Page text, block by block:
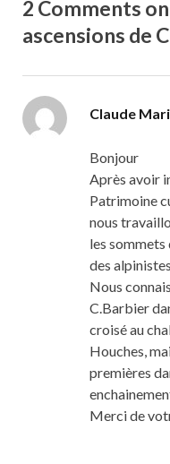
2 Comments
ascensions de
Claude
Bonjour
Après avoir
Patrimoine
nous
les
des
Nous
C.Barbier
croisé au
Houches,
premières
Merci de